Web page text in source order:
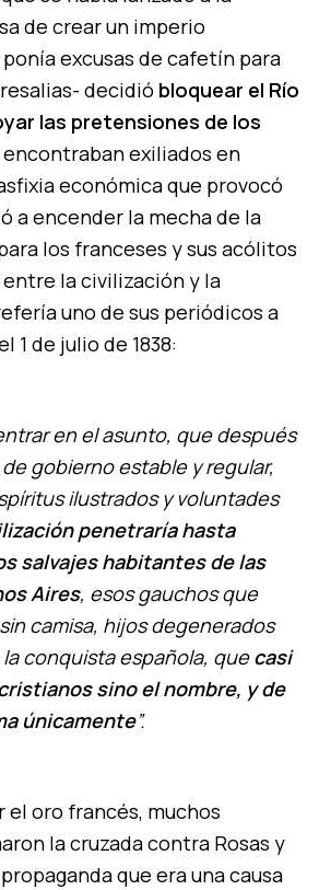
de crear un imperio
excusas de cafetín para
decidió bloquear el Río
las pretensiones de los
encontraban exiliados en
económica que provocó
a encender la mecha de la
los franceses y sus acólitos
la civilización y la
uno de sus periódicos a
1 de julio de 1838:
en el asunto, que después
gobierno estable y regular,
ilustrados y voluntades
penetraría hasta
salvajes habitantes de las
Aires, esos gauchos que
camisa, hijos degenerados
conquista española, quecasi
sino el nombre, y de
únicamente”.
el oro francés, muchos
la cruzada contra Rosas y
que era una causa